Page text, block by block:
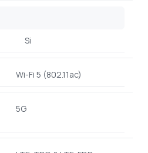
Si
Wi-Fi 5 (802.11ac)
5G